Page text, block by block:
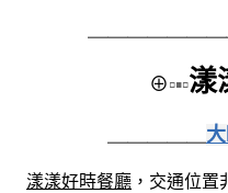
⊕▫▪▫漾
漾漾好時餐廳 ，交通位